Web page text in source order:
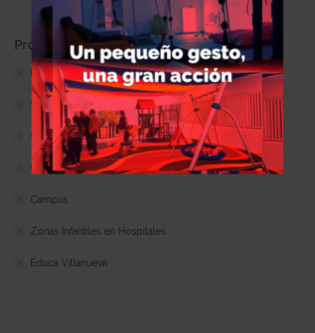
Proyectos actuales
Ponle un tapón al botellón
Street Basket 3×3
Copa Colegial
Come bien, vive mejor
Campus
Zonas Infantiles en Hospitales
Educa Villanueva